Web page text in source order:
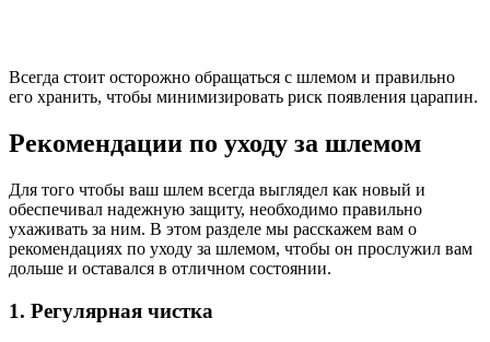
Всегда стоит осторожно обращаться с шлемом и правильно
его хранить, чтобы минимизировать риск появления царапин.
Рекомендации по уходу за шлемом
Для того чтобы ваш шлем всегда выглядел как новый и
обеспечивал надежную защиту, необходимо правильно
ухаживать за ним. В этом разделе мы расскажем вам о
рекомендациях по уходу за шлемом, чтобы он прослужил вам
дольше и оставался в отличном состоянии.
1. Регулярная чистка